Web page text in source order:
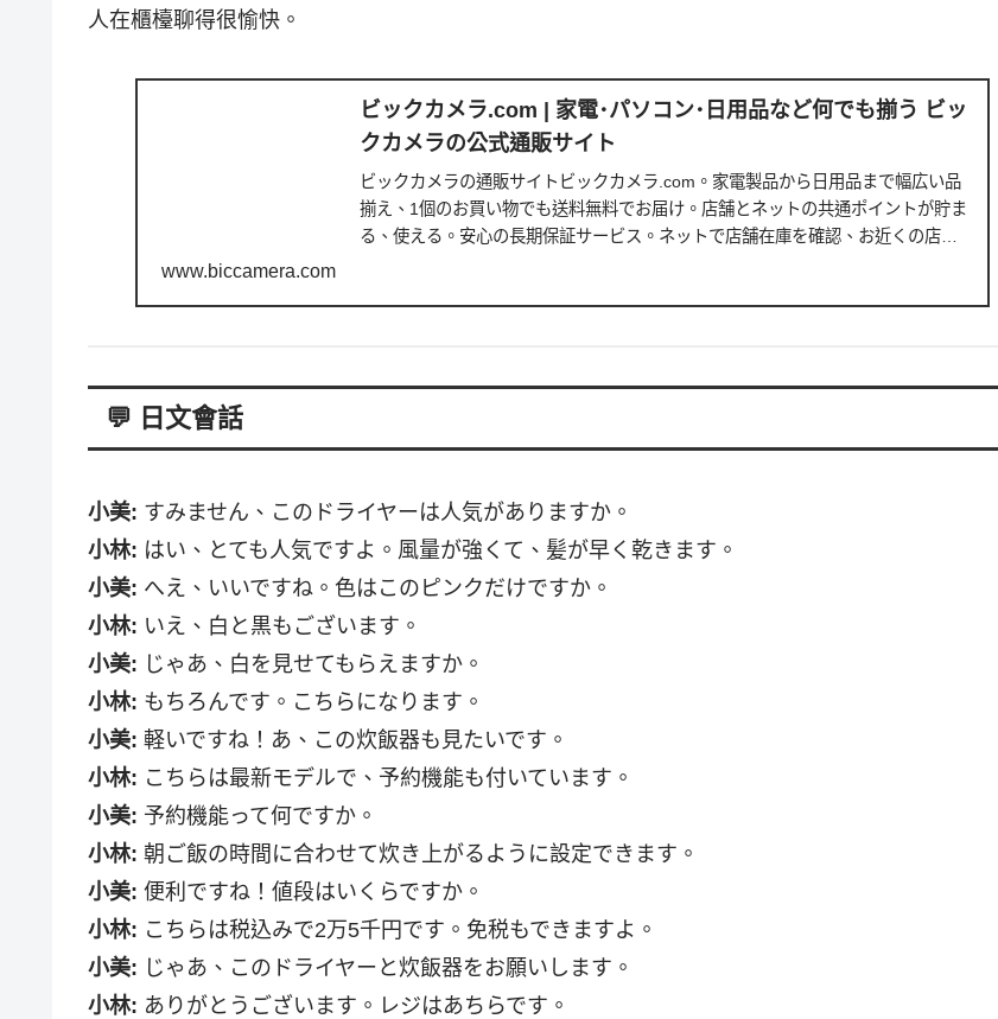
人在櫃檯聊得很愉快。
ビックカメラ.com | 家電･パソコン･日用品など何でも揃う ビッ
クカメラの公式通販サイト
ビックカメラの通販サイトビックカメラ.com。家電製品から日用品まで幅広い品
揃え、1個のお買い物でも送料無料でお届け。店舗とネットの共通ポイントが貯ま
る、使える。安心の長期保証サービス。ネットで店舗在庫を確認、お近くの店舗
www.biccamera.com
💬 日文會話
小美: すみません、このドライヤーは人気がありますか。
小林: はい、とても人気ですよ。風量が強くて、髪が早く乾きます。
小美: へえ、いいですね。色はこのピンクだけですか。
小林: いえ、白と黒もございます。
小美: じゃあ、白を見せてもらえますか。
小林: もちろんです。こちらになります。
小美: 軽いですね！あ、この炊飯器も見たいです。
小林: こちらは最新モデルで、予約機能も付いています。
小美: 予約機能って何ですか。
小林: 朝ご飯の時間に合わせて炊き上がるように設定できます。
小美: 便利ですね！値段はいくらですか。
小林: こちらは税込みで2万5千円です。免税もできますよ。
小美: じゃあ、このドライヤーと炊飯器をお願いします。
小林: ありがとうございます。レジはあちらです。